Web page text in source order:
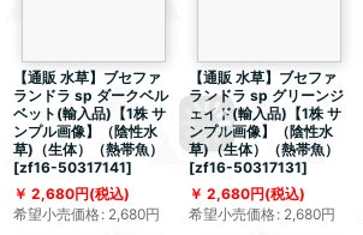
【通販 水草】ブセファ
ランドラ sp ダークベル
ベット(輸入品)【1株 サ
ンプル画像】（陰性水
草)（生体）（熱帯魚）
[zf16-50317141]
2,680円(税込)
希望小売価格: 2,680円
【通販 水草】ブセファ
ランドラ sp グリーンジ
ェイド(輸入品)【1株 サ
ンプル画像】（陰性水
草)（生体）（熱帯魚）
[zf16-50317131]
2,680円(税込)
希望小売価格: 2,680円